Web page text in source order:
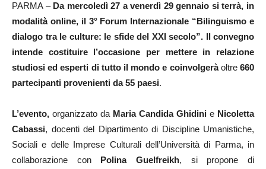
PARMA –Da mercoledì 27 a venerdì 29 gennaio si terrà, in
modalità online, il 3° Forum Internazionale “Bilinguismo e
dialogo tra le culture: le sfide del XXI secolo”. Il convegno
intende costituire l’occasione per mettere in relazione
studiosi ed esperti di tutto il mondo e coinvolgeràoltre660
partecipanti provenienti da 55 paesi.
L’evento, organizzato da Maria Candida Ghidini e Nicoletta
Cabassi, docenti del Dipartimento di Discipline Umanistiche,
Sociali e delle Imprese Culturali dell’Università di Parma, in
collaborazione con Polina Guelfreikh, si propone di